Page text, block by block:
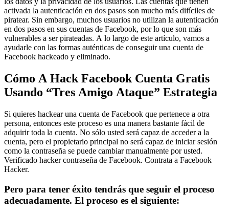
activada la autenticación en dos pasos son mucho más difíciles de
piratear. Sin embargo, muchos usuarios no utilizan la autenticación
en dos pasos en sus cuentas de Facebook, por lo que son más
vulnerables a ser pirateadas. A lo largo de este artículo, vamos a
ayudarle con las formas auténticas de conseguir una cuenta de
Facebook hackeado y eliminado.
Cómo A Hack Facebook Cuenta Gratis
Usando “Tres Amigo Ataque” Estrategia
Si quieres hackear una cuenta de Facebook que pertenece a otra
persona, entonces este proceso es una manera bastante fácil de
adquirir toda la cuenta. No sólo usted será capaz de acceder a la
cuenta, pero el propietario principal no será capaz de iniciar sesión
como la contraseña se puede cambiar manualmente por usted.
Verificado hacker contraseña de Facebook. Contrata a Facebook
Hacker.
Pero para tener éxito tendrás que seguir el proceso
adecuadamente. El proceso es el siguiente: